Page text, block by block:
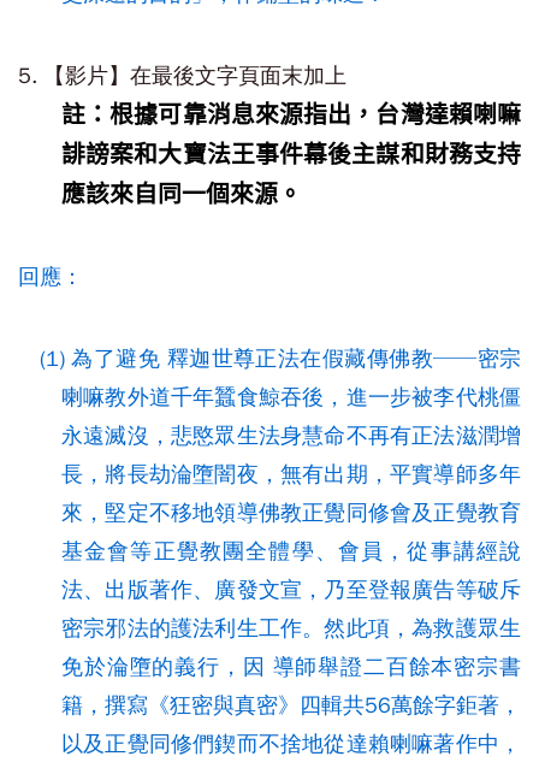
5. 【影片】在最後文字頁面末加上
註：根據可靠消息來源指出，台灣達賴喇嘛
誹謗案和大寶法王事件幕後主謀和財務支持
應該來自同一個來源。
回應：
(1) 為了避免 釋迦世尊正法在假藏傳佛教──密宗
喇嘛教外道千年蠶食鯨吞後，進一步被李代桃僵
永遠滅沒，悲愍眾生法身慧命不再有正法滋潤增
長，將長劫淪墮闇夜，無有出期，平實導師多年
來，堅定不移地領導佛教正覺同修會及正覺教育
基金會等正覺教團全體學、會員，從事講經說
法、出版著作、廣發文宣，乃至登報廣告等破斥
密宗邪法的護法利生工作。然此項，為救護眾生
免於淪墮的義行，因 導師舉證二百餘本密宗書
籍，撰寫《狂密與真密》四輯共56萬餘字鉅著，
以及正覺同修們鍥而不捨地從達賴喇嘛著作中，